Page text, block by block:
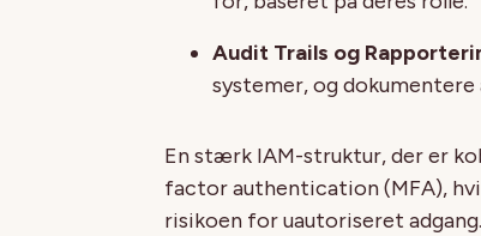
Audit Trails og
systemer, og
En stærk IAM-struktur, der er
factor authentication (MFA),
risikoen for uautoriseret adgang.